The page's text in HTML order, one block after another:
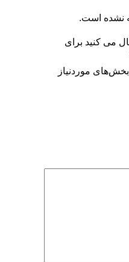
نشده است.
می کنید برای
بخش‌های موردنیاز